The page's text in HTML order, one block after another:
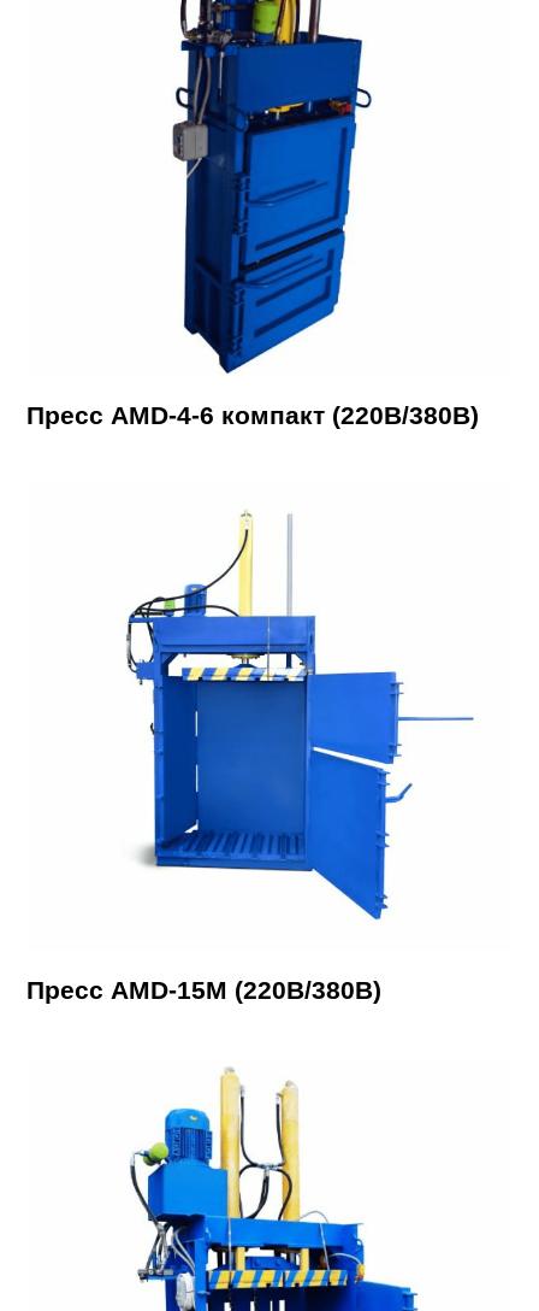
Пресс AMD-4-6 компакт (220В/380В)
Пресс AMD-15М (220В/380В)